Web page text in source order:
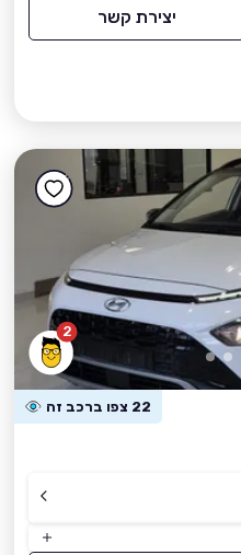
יצירת קשר
2
22 צפו ברכב זה